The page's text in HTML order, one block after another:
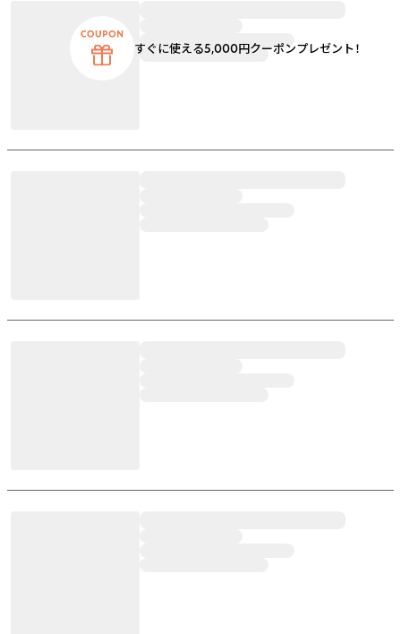
すぐに使える5,000円クーポンプレゼント！